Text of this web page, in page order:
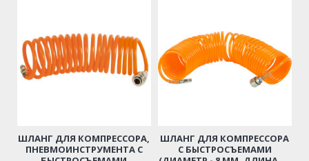
ШЛАНГ ДЛЯ КОМПРЕССОРА,
ПНЕВМОИНСТРУМЕНТА С
ШЛАНГ ДЛЯ КОМПРЕССОРА
С БЫСТРОСЪЕМАМИ